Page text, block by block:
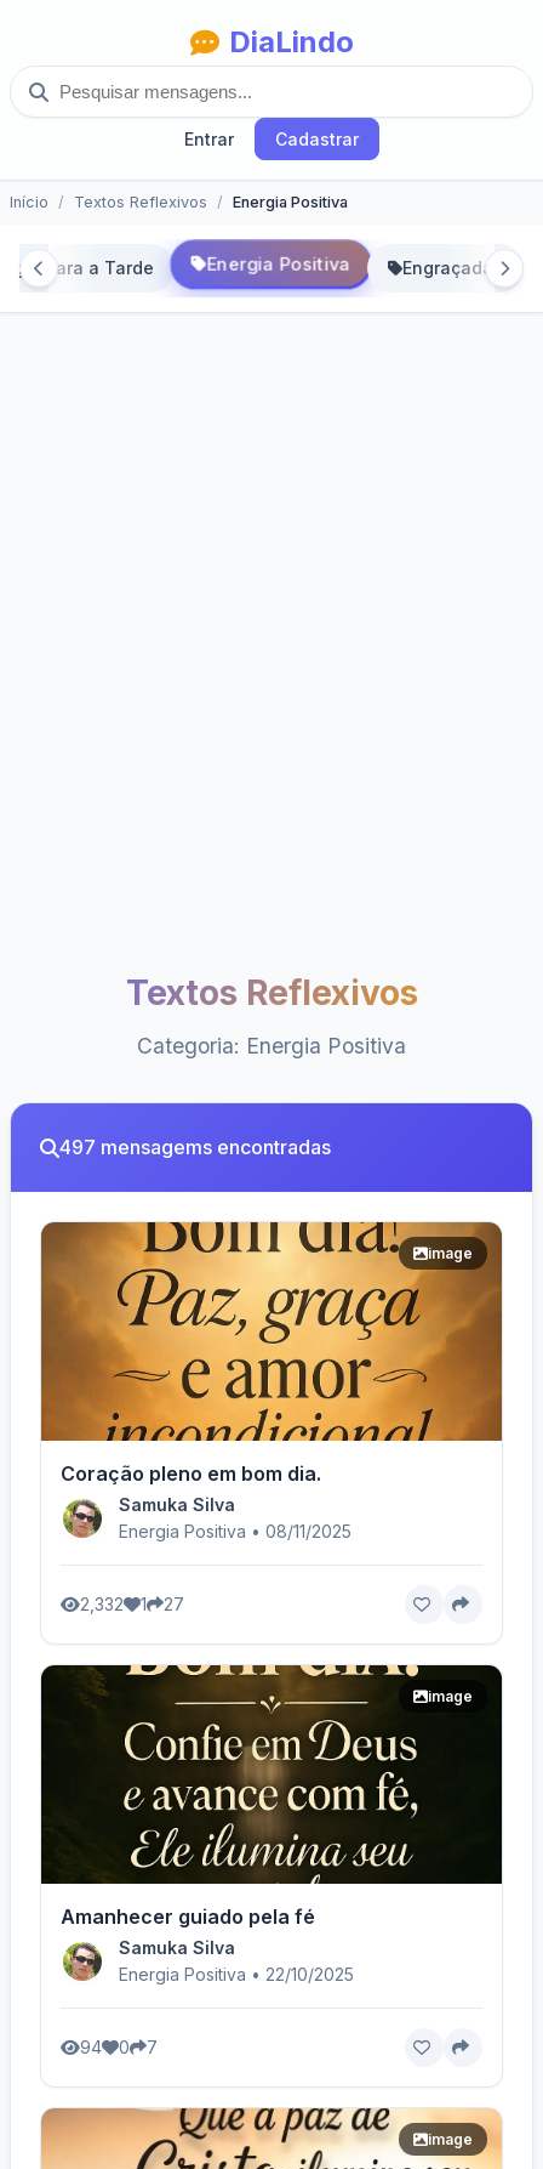
DiaLindo
Entrar Cadastrar
Início Textos Reflexivos Energia Positiva
para a Tarde Energia Positiva Engraçadas
Textos Reflexivos
Categoria: Energia Positiva
497 mensagems encontradas
image
Coração pleno em bom dia.
Samuka Silva
Energia Positiva • 08/11/2025
2,332 1 27
image
Amanhecer guiado pela fé
Samuka Silva
Energia Positiva • 22/10/2025
94 0 7
image